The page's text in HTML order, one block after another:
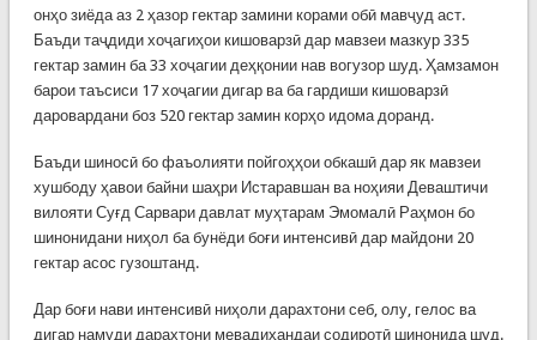
онҳо зиёда аз 2 ҳазор гектар замини корами обӣ мавҷуд аст.
Баъди таҷдиди хоҷагиҳои кишоварзӣ дар мавзеи мазкур 335
гектар замин ба 33 хоҷагии деҳқонии нав вогузор шуд. Ҳамзамон
барои таъсиси 17 хоҷагии дигар ва ба гардиши кишоварзӣ
даровардани боз 520 гектар замин корҳо идома доранд.
Баъди шиносӣ бо фаъолияти пойгоҳҳои обкашӣ дар як мавзеи
хушбоду ҳавои байни шаҳри Истаравшан ва ноҳияи Деваштичи
вилояти Суғд Сарвари давлат муҳтарам Эмомалӣ Раҳмон бо
шинонидани ниҳол ба бунёди боғи интенсивӣ дар майдони 20
гектар асос гузоштанд.
Дар боғи нави интенсивӣ ниҳоли дарахтони себ, олу, гелос ва
дигар намуди дарахтони мевадиҳандаи содиротӣ шинонида шуд.